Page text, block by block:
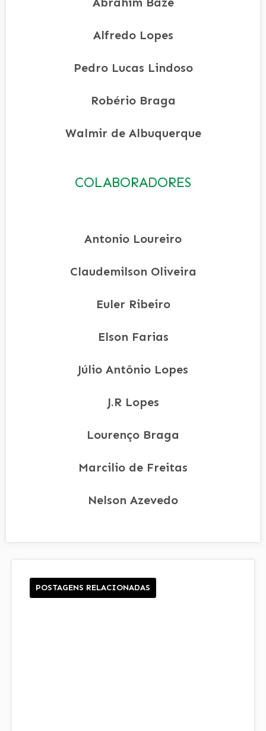
Alfredo Lopes
Pedro Lucas Lindoso
Robério Braga
Walmir de Albuquerque
COLABORADORES
Antonio Loureiro
Claudemilson Oliveira
Euler Ribeiro
Elson Farias
Júlio Antônio Lopes
J.R Lopes
Lourenço Braga
Marcilio de Freitas
Nelson Azevedo
POSTAGENS RELACIONADAS